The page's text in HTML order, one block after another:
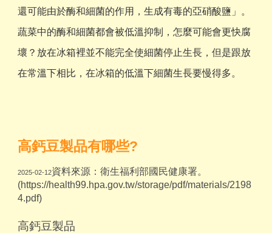
還可能由於酶和細菌的作用，生成有毒的亞硝酸鹽」。
蔬菜中的酶和細菌都會被低溫抑制，怎麼可能會更快腐
壞？放在冰箱裡並不能完全使細菌停止生長，但是跟放
在常溫下相比，在冰箱的低溫下細菌生長要慢得多。
高鈣豆製品有哪些?
2025-02-12資料來源：衛生福利部國民健康署。
(https://health99.hpa.gov.tw/storage/pdf/materials/2198
4.pdf)
高鈣豆製品